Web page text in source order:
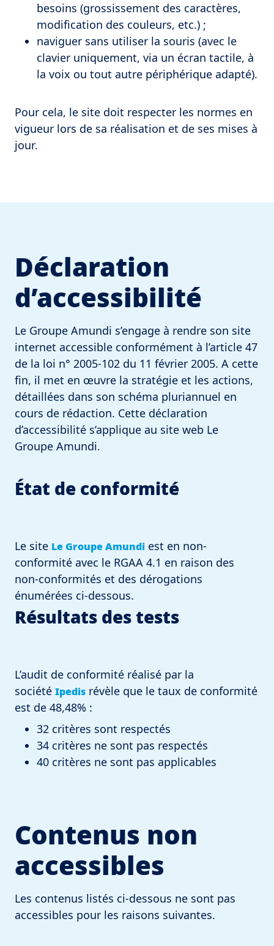
besoins (grossissement des caractères,
modification des couleurs, etc.) ;
naviguer sans utiliser la souris (avec le
clavier uniquement, via un écran tactile, à
la voix ou tout autre périphérique adapté).
Pour cela, le site doit respecter les normes en
vigueur lors de sa réalisation et de ses mises à
jour.
Déclaration
d’accessibilité
Le Groupe Amundi s’engage à rendre son site
internet accessible conformément à l’article 47
de la loi n° 2005-102 du 11 février 2005. A cette
fin, il met en œuvre la stratégie et les actions,
détaillées dans son schéma pluriannuel en
cours de rédaction. Cette déclaration
d’accessibilité s’applique au site web Le
Groupe Amundi.
État de conformité
Le site Le Groupe Amundi est en non-
conformité avec le RGAA 4.1 en raison des
non-conformités et des dérogations
énumérées ci-dessous.
Résultats des tests
L’audit de conformité réalisé par la
société Ipedis révèle que le taux de conformité
est de 48,48% :
32 critères sont respectés
34 critères ne sont pas respectés
40 critères ne sont pas applicables
Contenus non
accessibles
Les contenus listés ci-dessous ne sont pas
accessibles pour les raisons suivantes.